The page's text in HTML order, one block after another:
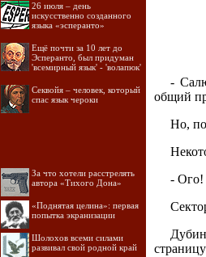
26 июля – день
искусственно созданного
языка «эсперанто»
Ещё почти за 10 лет до
Эсперанто, был придуман
'всемирный язык' - 'волапюк'
Секвойя – человек, который
спас язык чероки
За что хотели расстрелять
автора «Тихого Дона»
«Поднятая целина»: первая
попытка экранизации
Шолохов всеми силами
развивал свой родной край
-
общий
Но,
- Ого!